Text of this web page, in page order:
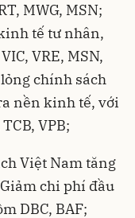
MWG, MSN;
tế tư nhân,
VRE, MSN,
chính sách
nền kinh tế, với
VPB;
Việt Nam tăng
chi phí đầu
DBC, BAF;